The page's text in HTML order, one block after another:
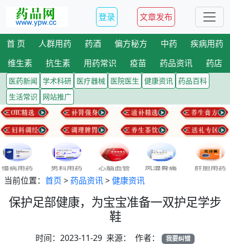
登录 文章发布
首 页 人群用药 药酒 偏方秘方 中药
疾病用药
维生素
抗生素 用药常识 疫苗 药品资讯 药店
医药新闻 学术科研 医疗器械 医院医生 健康资讯 药品百科
生活常识
网站推广
当前位置： 首页 > 药品资讯>健康资讯
保护足部健康，为宝宝准备一双护足学步
鞋
时间：2023-11-29 来源： 作者： 我要纠错